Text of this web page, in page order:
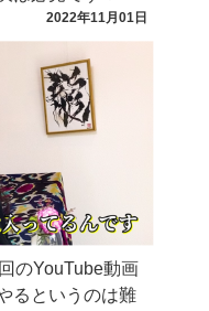
2022年11月01日
のYouTube動画
るというのは難